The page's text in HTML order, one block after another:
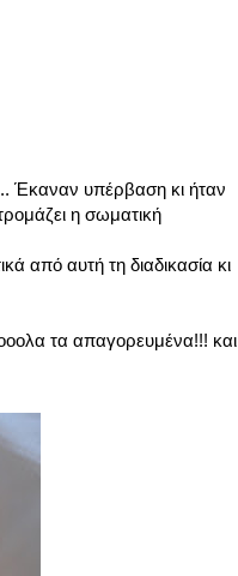
Έκαναν υπέρβαση κι ήταν
η σωματική
από αυτή τη διαδικασία κι
τα απαγορευμένα!!! και